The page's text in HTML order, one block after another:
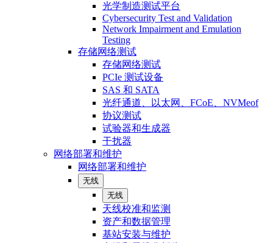
光学制造测试平台
Cybersecurity Test and Validation
Network Impairment and Emulation
Testing
存储网络测试
存储网络测试
PCIe 测试设备
SAS 和 SATA
光纤通道、以太网、FCoE、NVMeof
协议测试
试验器和生成器
干扰器
网络部署和维护
网络部署和维护
无线
无线
天线校准和监测
资产和数据管理
基站安装与维护